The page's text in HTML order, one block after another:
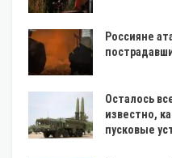
Россияне
Осталось
известно,
пусковые